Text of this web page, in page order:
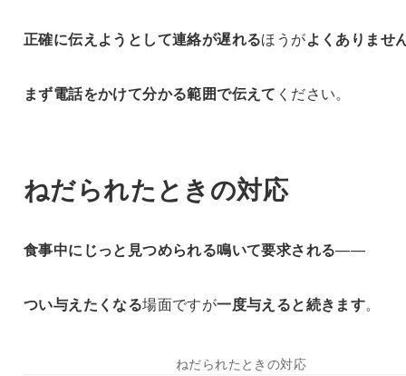
正確に伝えようとして連絡が遅れるほうがよくありませ
まず電話をかけて分かる範囲で伝えて ください。
ねだられたときの対応
食事中にじっと見つめられる鳴いて要求される——
つい与えたくなる場面ですが一度与えると続きます。
ねだられたときの対応